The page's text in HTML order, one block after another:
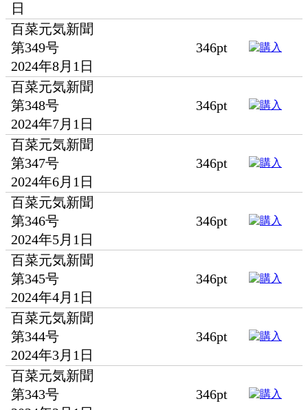
日
百菜元気新聞
第349号
2024年8月1日
346pt
百菜元気新聞
第348号
2024年7月1日
346pt
百菜元気新聞
第347号
2024年6月1日
346pt
百菜元気新聞
第346号
2024年5月1日
346pt
百菜元気新聞
第345号
2024年4月1日
346pt
百菜元気新聞
第344号
2024年3月1日
346pt
百菜元気新聞
第343号
346pt